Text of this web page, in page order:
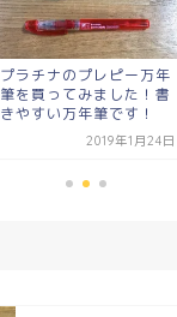
ぺんてるのシャーペン！
【グラフギア 500】が低
重心で使いやすい！
2019年6月7日